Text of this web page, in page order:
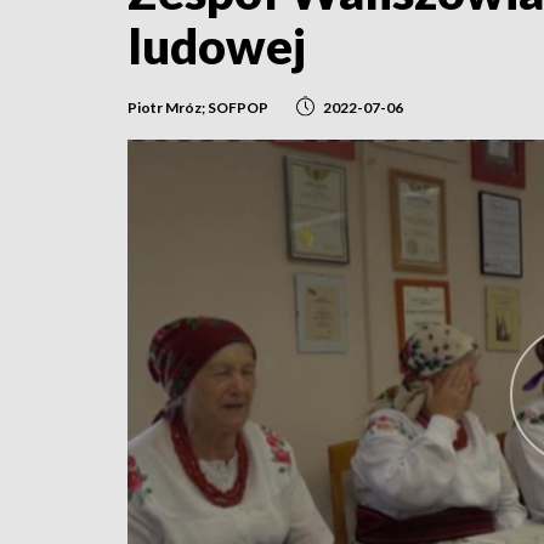
ludowej
Piotr Mróz; SOFPOP 2022-07-06